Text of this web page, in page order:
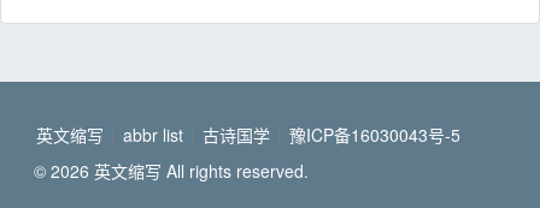
英文缩写 abbr list 古诗国学
豫ICP备16030043号-5
© 2026 英文缩写 All rights reserved.